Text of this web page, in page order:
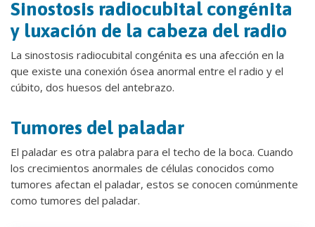
Sinostosis radiocubital congénita
y luxación de la cabeza del radio
La sinostosis radiocubital congénita es una afección en la
que existe una conexión ósea anormal entre el radio y el
cúbito, dos huesos del antebrazo.
Tumores del paladar
El paladar es otra palabra para el techo de la boca. Cuando
los crecimientos anormales de células conocidos como
tumores afectan el paladar, estos se conocen comúnmente
como tumores del paladar.